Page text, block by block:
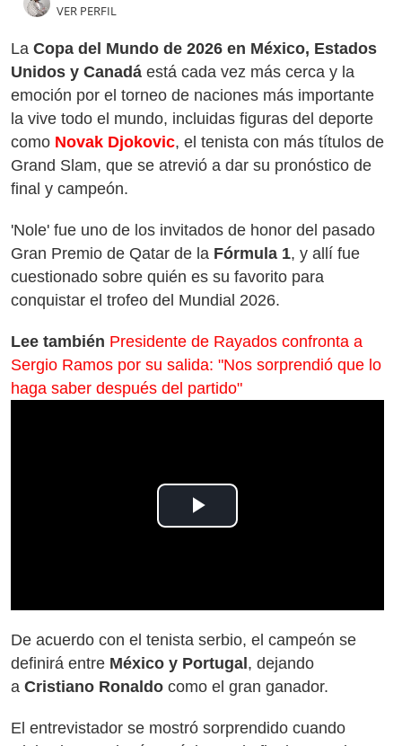
VER PERFIL
La Copa del Mundo de 2026 en México, Estados
Unidos y Canadá está cada vez más cerca y la
emoción por el torneo de naciones más importante
la vive todo el mundo, incluidas figuras del deporte
como Novak Djokovic, el tenista con más títulos de
Grand Slam, que se atrevió a dar su pronóstico de
final y campeón.
'Nole' fue uno de los invitados de honor del pasado
Gran Premio de Qatar de la Fórmula 1, y allí fue
cuestionado sobre quién es su favorito para
conquistar el trofeo del Mundial 2026.
Lee también Presidente de Rayados confronta a
Sergio Ramos por su salida: "Nos sorprendió que lo
haga saber después del partido"
Play
De acuerdo con el tenista serbio, el campeón se
definirá entre México y Portugal , dejando
a Cristiano Ronaldo como el gran ganador.
El entrevistador se mostró sorprendido cuando